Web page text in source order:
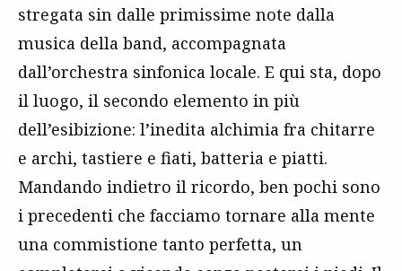
stregata sin dalle primissime note dalla
musica della band, accompagnata
dall’orchestra sinfonica locale. E qui sta, dopo
il luogo, il secondo elemento in più
dell’esibizione: l’inedita alchimia fra chitarre
e archi, tastiere e fiati, batteria e piatti.
Mandando indietro il ricordo, ben pochi sono
i precedenti che facciamo tornare alla mente
una commistione tanto perfetta, un